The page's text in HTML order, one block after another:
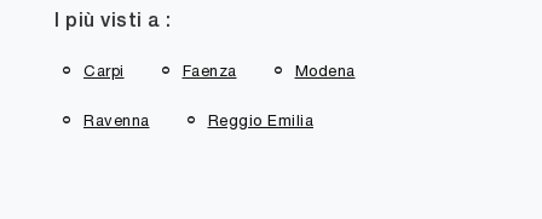
I più visti a :
Carpi Faenza Modena
Ravenna Reggio Emilia